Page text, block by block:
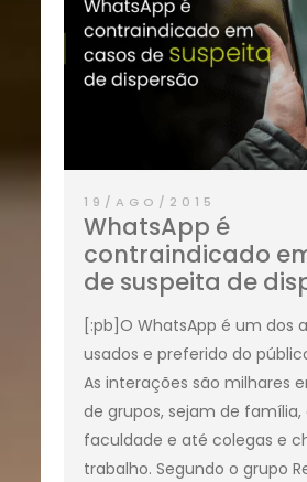
19/AGO/2015
WhatsApp é
contraindicado
de suspeita de
[:pb]O WhatsApp é um dos
usados e preferido do
As interações são milhares
de grupos, sejam de família,
faculdade e até colegas e
trabalho. Segundo o grupo